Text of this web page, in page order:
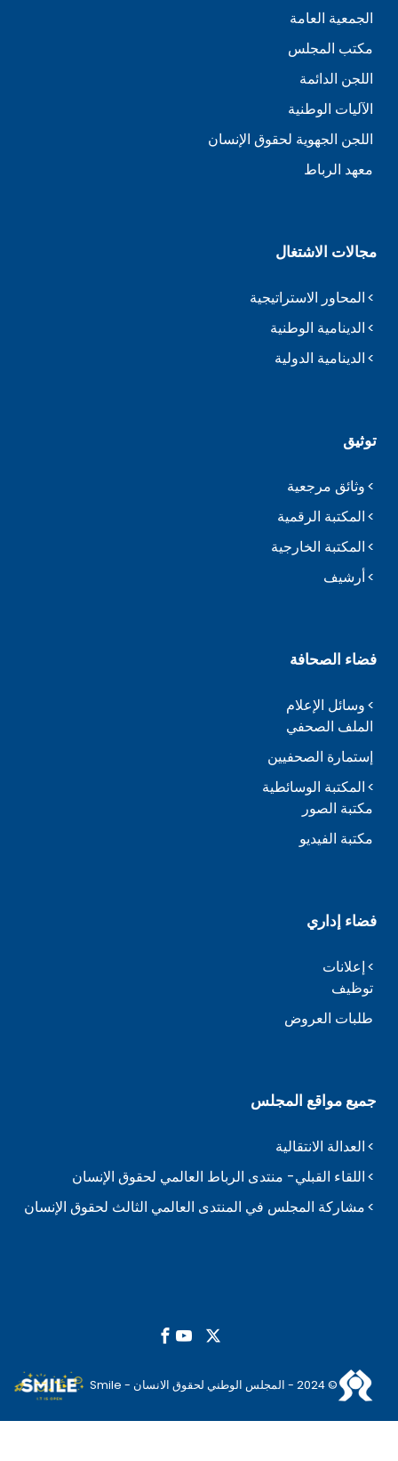
الجمعية العامة
مكتب المجلس
اللجن الدائمة
الآليات الوطنية
اللجن الجهوية لحقوق الإنسان
معهد الرباط
مجالات الاشتغال
المحاور الاستراتيجية
الدينامية الوطنية
الدينامية الدولية
توثيق
وثائق مرجعية
المكتبة الرقمية
المكتبة الخارجية
أرشيف
فضاء الصحافة
وسائل الإعلام
الملف الصحفي
إستمارة الصحفيين
المكتبة الوسائطية
مكتبة الصور
مكتبة الفيديو
فضاء إداري
إعلانات
توظيف
طلبات العروض
جميع مواقع المجلس
العدالة الانتقالية
اللقاء القبلي- منتدى الرباط العالمي لحقوق الإنسان
مشاركة المجلس في المنتدى العالمي الثالث لحقوق الإنسان
© 2024 - المجلس الوطني لحقوق الانسان - Smile